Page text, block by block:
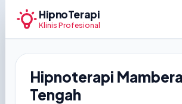
HipnoTerapi
Klinis Profesional
Hipnoterapi
Tengah